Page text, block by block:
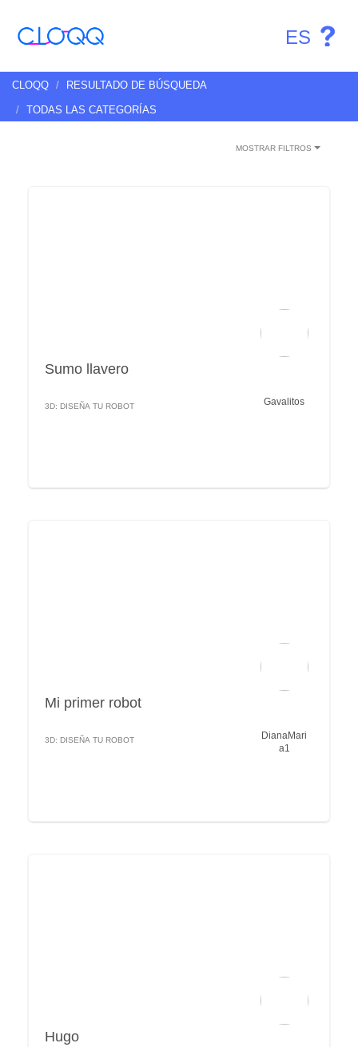
ES
CLOQQ
RESULTADO DE BÚSQUEDA
TODAS LAS CATEGORÍAS
MOSTRAR FILTROS
Gavalitos
Sumo llavero
3D: DISEÑA TU ROBOT
DianaMari
a1
Mi primer robot
3D: DISEÑA TU ROBOT
Hugo